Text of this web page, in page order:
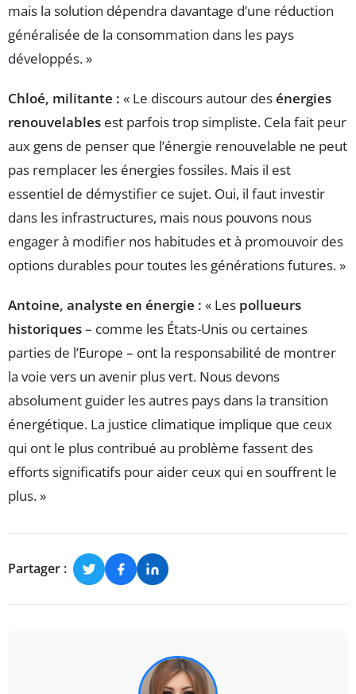
mais la solution dépendra davantage d’une réduction
généralisée de la consommation dans les pays
développés. »
Chloé, militante : « Le discours autour desénergies
renouvelables est parfois trop simpliste. Cela fait peur
aux gens de penser que l’énergie renouvelable ne peut
pas remplacer les énergies fossiles. Mais il est
essentiel de démystifier ce sujet. Oui, il faut investir
dans les infrastructures, mais nous pouvons nous
engager à modifier nos habitudes et à promouvoir des
options durables pour toutes les générations futures. »
Antoine, analyste en énergie : « Les pollueurs
historiques– comme les États-Unis ou certaines
parties de l’Europe – ont la responsabilité de montrer
la voie vers un avenir plus vert. Nous devons
absolument guider les autres pays dans la transition
énergétique. La justice climatique implique que ceux
qui ont le plus contribué au problème fassent des
efforts significatifs pour aider ceux qui en souffrent le
plus. »
Partager :